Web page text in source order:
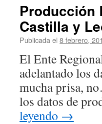
Producción
Castilla y
Publicada el 8 febrero,
El Ente
adelantado los
mucha prisa,
los datos de
leyendo →